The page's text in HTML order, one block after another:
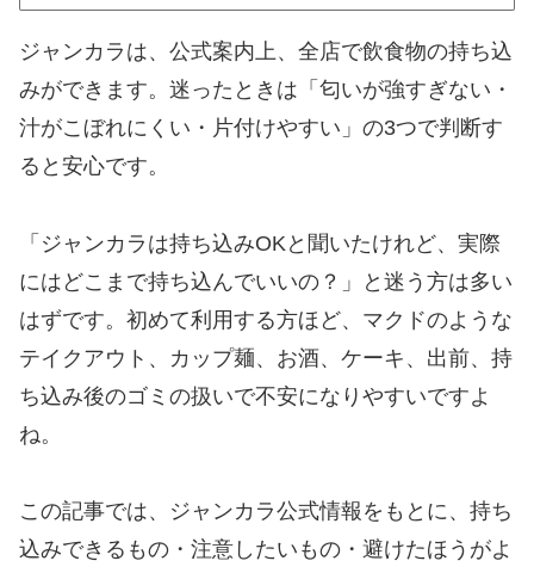
ジャンカラは、公式案内上、全店で飲食物の持ち込
みができます。迷ったときは「匂いが強すぎない・
汁がこぼれにくい・片付けやすい」の3つで判断す
ると安心です。
「ジャンカラは持ち込みOKと聞いたけれど、実際
にはどこまで持ち込んでいいの？」と迷う方は多い
はずです。初めて利用する方ほど、マクドのような
テイクアウト、カップ麺、お酒、ケーキ、出前、持
ち込み後のゴミの扱いで不安になりやすいですよ
ね。
この記事では、ジャンカラ公式情報をもとに、持ち
込みできるもの・注意したいもの・避けたほうがよ